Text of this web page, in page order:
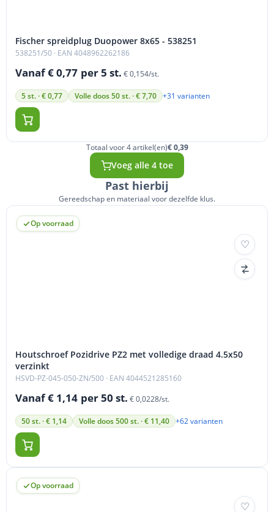
Fischer spreidplug Duopower 8x65 - 538251
538251/50 · EAN 4048962262186
Vanaf € 0,77 per 5 st. € 0,154/st.
5 st. · € 0,77 Volle doos 50 st. · € 7,70 +31 varianten
Totaal voor 4 artikel(en)€ 0,39
Voeg alle 4 toe
Past hierbij
Gereedschap en materiaal voor dezelfde klus.
Op voorraad
Houtschroef Pozidrive PZ2 met volledige draad 4.5x50
verzinkt
HSVD-PZ-045-050-ZN/500 · EAN 4044521285160
Vanaf € 1,14 per 50 st. € 0,0228/st.
50 st. · € 1,14 Volle doos 500 st. · € 11,40 +62 varianten
Op voorraad